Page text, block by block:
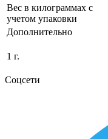
Вес в килограммах с
учетом упаковки
Дополнительно
1 г.
Соцсети